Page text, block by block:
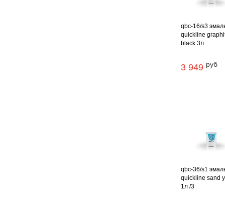
qbc-16/s3
quickline
black 3л
3 949 руб
qbc-36/s1
quickline sand
1л /3